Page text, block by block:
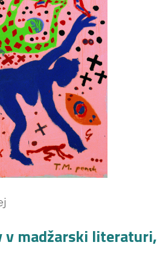
v madžarski literaturi,